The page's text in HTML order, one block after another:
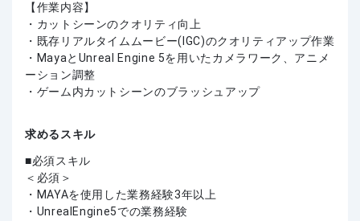
【作業内容】
・カットシーンのクオリティ向上
・既存リアルタイムムービー(IGC)のクオリティアップ作業
・MayaとUnreal Engine 5を用いたカメラワーク、アニメ
ーション調整
・ゲーム内カットシーンのブラッシュアップ
求めるスキル
必須スキル
＜必須＞
・MAYAを使用した業務経験3年以上
・UnrealEngine5での業務経験